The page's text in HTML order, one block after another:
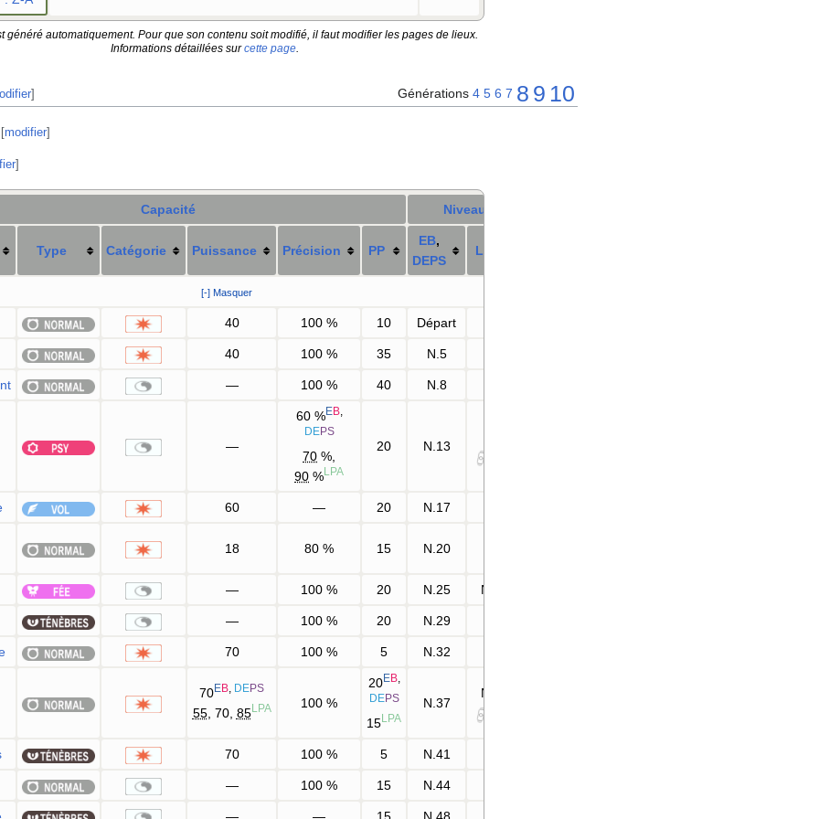
généré automatiquement. Pour que son contenu soit modifié, il faut modifier les pages de lieux.
Informations détaillées surcette page
] Générations 4 5 6 7 8 9 10
[modifier]
]
Capacité Niveau
Type Catégorie Puissance Précision PP
EB,
DEPS
LPA
[-] Masquer
40 100 % 10 Départ
40 100 % 35 N.5
— 100 % 40 N.8
—
60 %EB,
DEPS
70 %,
90 %LPA
20 N.13
60 — 20 N.17
18 80 % 15 N.20
— 100 % 20 N.25 N.25
— 100 % 20 N.29
70 100 % 5 N.32
70EB, DEPS
55, 70, 85LPA 100 %
20EB,
DEPS
15LPA
N.37
N.16
70 100 % 5 N.41
— 100 % 15 N.44